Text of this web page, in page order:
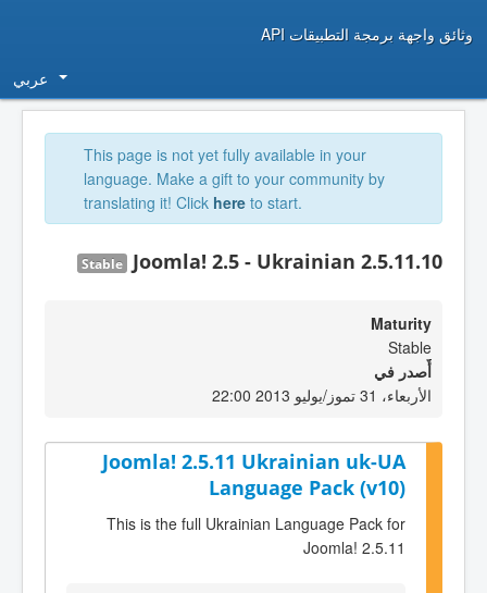
وثائق واجهة برمجة التطبيقات API
عربي
This page is not yet fully available in your
language. Make a gift to your community by
translating it! Click here to start.
Joomla! 2.5 - Ukrainian 2.5.11.10
Stable
Maturity
Stable
أٌصدر في
الأربعاء، 31 تموز/يوليو 2013 22:00
Joomla! 2.5.11 Ukrainian uk-UA
Language Pack (v10)
This is the full Ukrainian Language Pack for
Joomla! 2.5.11